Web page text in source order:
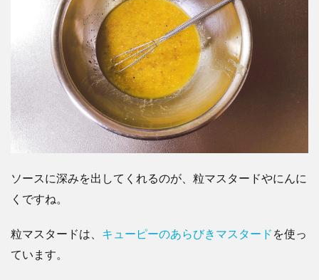
ソースに深みを出してくれるのが、粒マスタードやにんに
くですね。
粒マスタードは、 キューピーのあらびきマスタード を使っ
ています。